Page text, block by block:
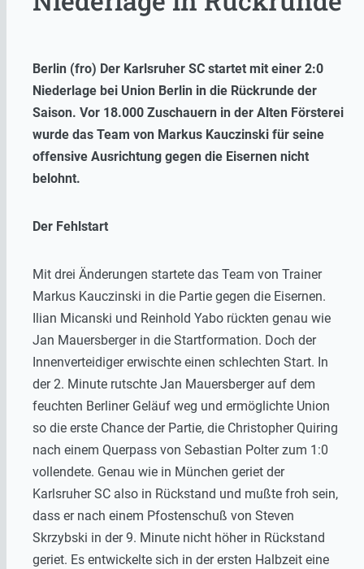
Berlin (fro) Der Karlsruher SC startet mit einer 2:0
Niederlage bei Union Berlin in die Rückrunde der
Saison. Vor 18.000 Zuschauern in der Alten Försterei
wurde das Team von Markus Kauczinski für seine
offensive Ausrichtung gegen die Eisernen nicht
belohnt.
Der Fehlstart
Mit drei Änderungen startete das Team von Trainer
Markus Kauczinski in die Partie gegen die Eisernen.
Ilian Micanski und Reinhold Yabo rückten genau wie
Jan Mauersberger in die Startformation. Doch der
Innenverteidiger erwischte einen schlechten Start. In
der 2. Minute rutschte Jan Mauersberger auf dem
feuchten Berliner Geläuf weg und ermöglichte Union
so die erste Chance der Partie, die Christopher Quiring
nach einem Querpass von Sebastian Polter zum 1:0
vollendete. Genau wie in München geriet der
Karlsruher SC also in Rückstand und mußte froh sein,
dass er nach einem Pfostenschuß von Steven
Skrzybski in der 9. Minute nicht höher in Rückstand
geriet. Es entwickelte sich in der ersten Halbzeit eine